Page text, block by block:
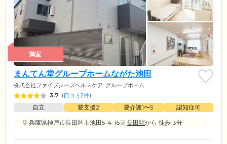
満室
まんてん堂グループホームながた池田
株式会社ファイブシーズヘルスケア グループホーム
3.7 (口コミ2件)
自立 要支援2 要介護1〜5
認知症可
兵庫県神戸市長田区上池田5-4-16
長田駅から 徒歩13分